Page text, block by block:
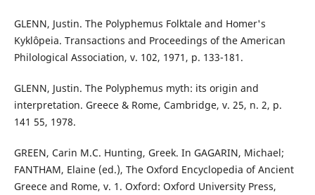
GLENN, Justin. The Polyphemus Folktale and Homer's
Kyklôpeia. Transactions and Proceedings of the American
Philological Association, v. 102, 1971, p. 133-181.
GLENN, Justin. The Polyphemus myth: its origin and
interpretation. Greece & Rome, Cambridge, v. 25, n. 2, p.
141 55, 1978.
GREEN, Carin M.C. Hunting, Greek. In GAGARIN, Michael;
FANTHAM, Elaine (ed.), The Oxford Encyclopedia of Ancient
Greece and Rome, v. 1. Oxford: Oxford University Press,